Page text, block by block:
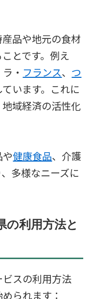
品や地元の食材
とです。例え
・ フランス、 つ
います。これに
域経済の活性化
や健康食品、介護
多様なニーズに
の利用方法と
スの利用方法
られます：